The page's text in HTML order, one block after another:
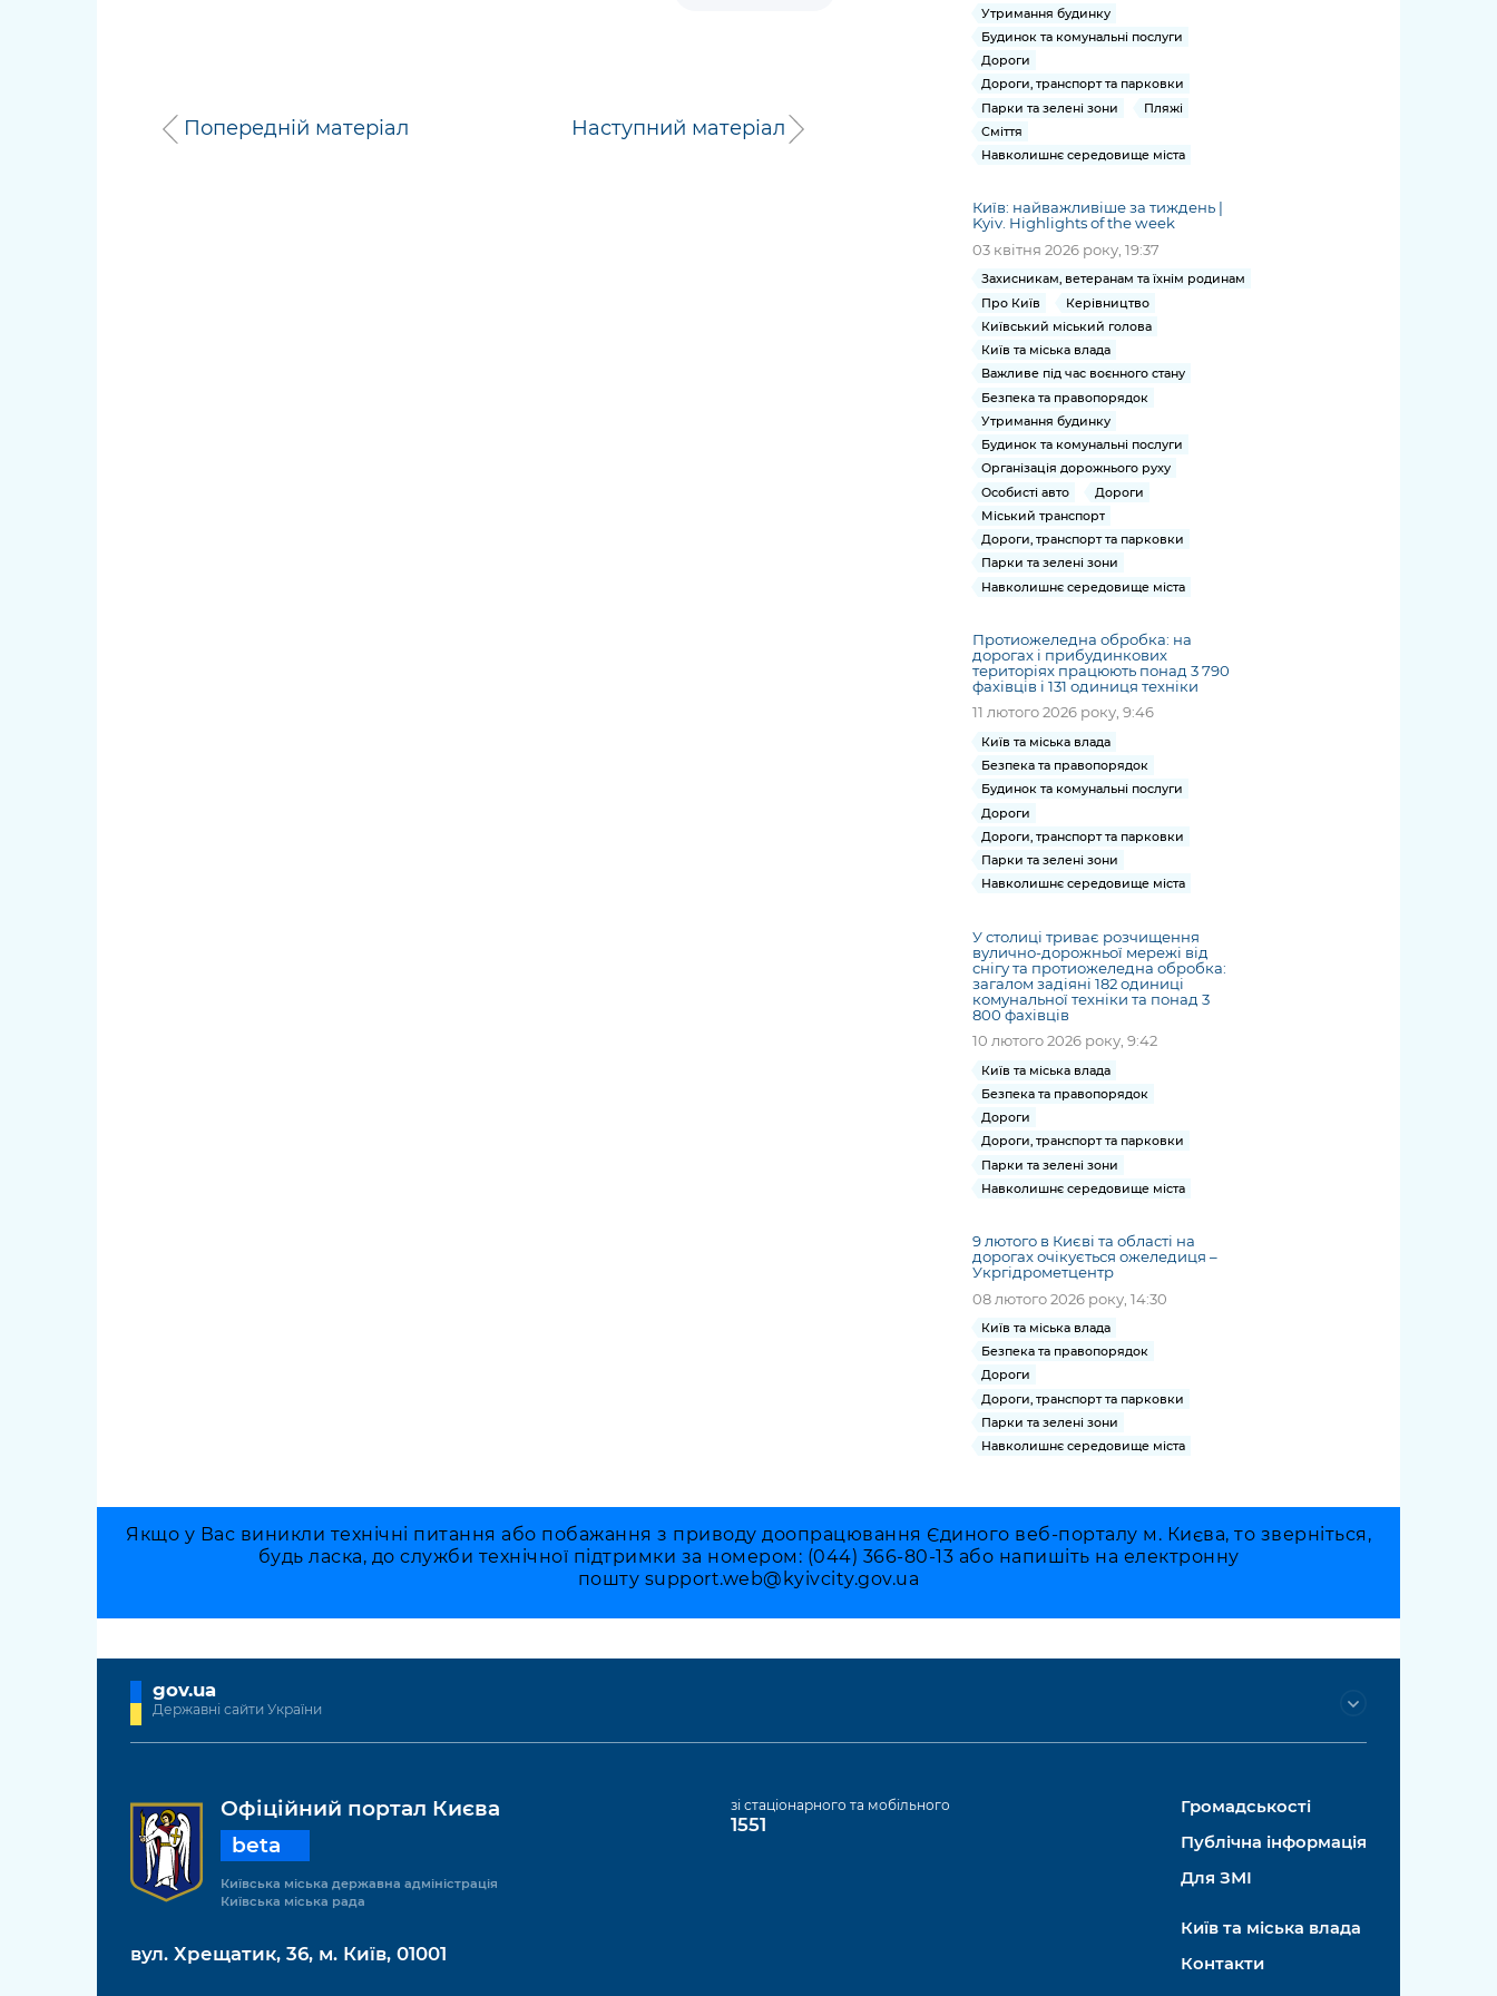
Попередній матеріал Наступний матеріал
Утримання будинку
Будинок та комунальні послуги
Дороги
Дороги, транспорт та парковки
Парки та зелені зони
Пляжі
Сміття
Навколишнє середовище міста
Київ: найважливіше за тиждень |
Kyiv. Highlights of the week
03 квітня 2026 року, 19:37
Захисникам, ветеранам та їхнім родинам
Про Київ
Керівництво
Київський міський голова
Київ та міська влада
Важливе під час воєнного стану
Безпека та правопорядок
Утримання будинку
Будинок та комунальні послуги
Організація дорожнього руху
Особисті авто
Дороги
Міський транспорт
Дороги, транспорт та парковки
Парки та зелені зони
Навколишнє середовище міста
Протиожеледна обробка: на
дорогах і прибудинкових
територіях працюють понад 3 790
фахівців і 131 одиниця техніки
11 лютого 2026 року, 9:46
Київ та міська влада
Безпека та правопорядок
Будинок та комунальні послуги
Дороги
Дороги, транспорт та парковки
Парки та зелені зони
Навколишнє середовище міста
У столиці триває розчищення
вулично-дорожньої мережі від
снігу та протиожеледна обробка:
загалом задіяні 182 одиниці
комунальної техніки та понад 3
800 фахівців
10 лютого 2026 року, 9:42
Київ та міська влада
Безпека та правопорядок
Дороги
Дороги, транспорт та парковки
Парки та зелені зони
Навколишнє середовище міста
9 лютого в Києві та області на
дорогах очікується ожеледиця –
Укргідрометцентр
08 лютого 2026 року, 14:30
Київ та міська влада
Безпека та правопорядок
Дороги
Дороги, транспорт та парковки
Парки та зелені зони
Навколишнє середовище міста
Якщо у Вас виникли технічні питання або побажання з приводу доопрацювання Єдиного веб-порталу м. Києва, то зверніться,
будь ласка, до служби технічної підтримки за номером: (044) 366-80-13 або напишіть на електронну
пошту support.web@kyivcity.gov.ua
gov.ua
Державні сайти України
Офіційний портал Києва
beta
Київська міська державна адміністрація
Київська міська рада
вул. Хрещатик, 36, м. Київ, 01001
зі стаціонарного та мобільного
1551
Громадськості
Публічна інформація
Для ЗМІ
Київ та міська влада
Контакти